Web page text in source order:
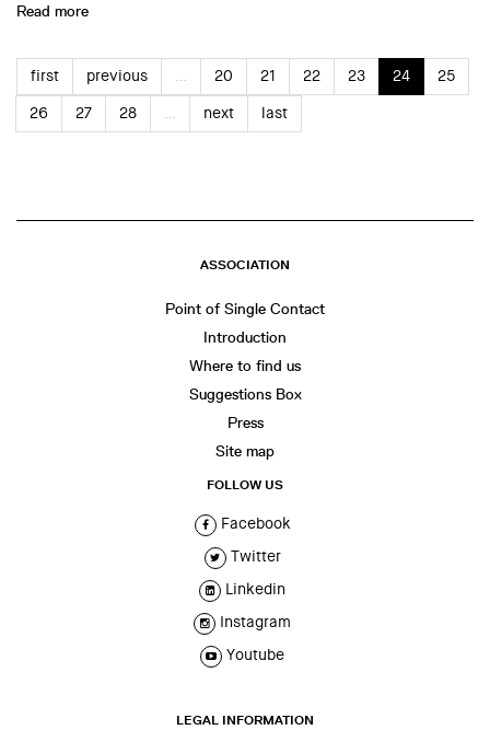
Read more
first previous … 20 21 22 23 24
25
26
27 28 … next last
ASSOCIATION
Point of Single Contact
Introduction
Where to find us
Suggestions Box
Press
Site map
FOLLOW US
Facebook
Twitter
Linkedin
Instagram
Youtube
LEGAL INFORMATION